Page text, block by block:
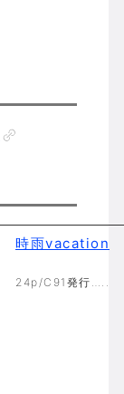
時雨vacation
24p/C91発行…..